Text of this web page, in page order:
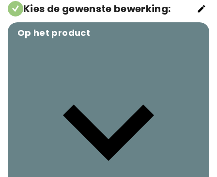
Kies de gewenste bewerking:
Op het product